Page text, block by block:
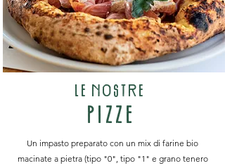
LEnOstRE
PIZZE
Un impasto preparato con un mix di farine bio
macinate a pietra (tipo "0", tipo "1" e grano tenero